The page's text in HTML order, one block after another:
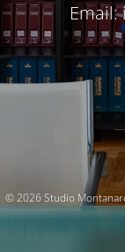
Email:
© 2026 Studio